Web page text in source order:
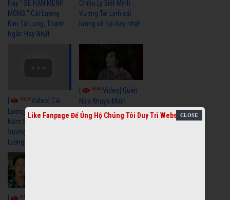
Hay " BỂ HẬN MÊNH
MÔNG " Cải Lương
Kim Tử Long, Thanh
Ngân Hay Nhất
Chiều Ly Biệt Minh
Vương Tài Linh cải
lương xã hội hay nhất
6328 Video] Cải
Lương Xưa : Rồi 30
Năm Sau - Minh
Vương Lệ Thủy | cải
lương xã hội hay nhất
6044Video] Quán
Nửa Khuya-Minh
Cảnh-Trọng Hữu
9063
Like Fanpage Để Ủng Hộ Chúng Tôi Duy Trì Website